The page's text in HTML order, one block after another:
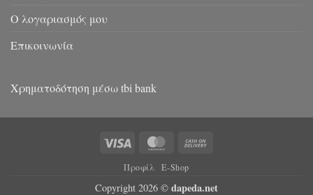
Ο λογαριασμός μου
Επικοινωνία
Χρηματοδότηση μέσω tbi bank
Visa MasterCard
Προφίλ E-Shop
Copyright 2026 © dapeda.net